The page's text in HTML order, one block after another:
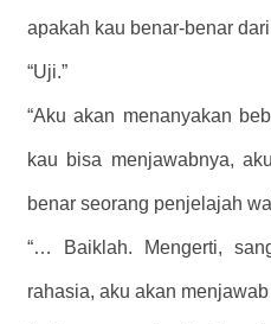
apakah kau benar-benar
“Uji.”
“Aku akan menanyakan
kau bisa menjawabnya,
benar seorang penjelajah
“… Baiklah. Mengerti,
rahasia, aku akan